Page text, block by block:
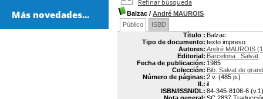
Refinar búsqueda
Balzac / André MAUROIS
Público
ISBD
Título : Balzac
Tipo de documento: texto impreso
Autores: André MAUROIS
Editorial: Barcelona : Salvat
Fecha de publicación: 1985
Colección: Bib. Salvat de
Número de páginas: 2 v. (485 p.)
Il.: il
ISBN/ISSN/DL: 84-345-8106-6
Más novedades...